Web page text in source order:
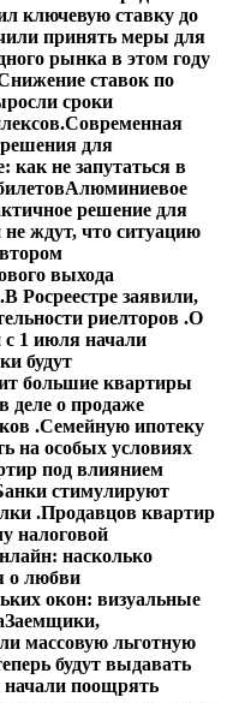
ключевую ставку до
принять меры для
рынка в этом году
ставок по
сроки
Современная
для
как не запутаться в
Алюминиевое
решение для
ждут, что ситуацию
выхода
В Росреестре заявили,
риелторов .О
с 1 июля начали
будут
большие квартиры
деле о продаже
.Семейную ипотеку
на особых условиях
под влиянием
стимулируют
.Продавцов квартир
налоговой
насколько
о любви
окон: визуальные
Заемщики,
массовую льготную
будут выдавать
поощрять